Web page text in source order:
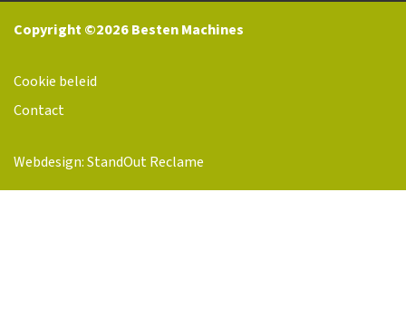
Copyright ©2026 Besten Machines
Cookie beleid
Contact
Webdesign: StandOut Reclame